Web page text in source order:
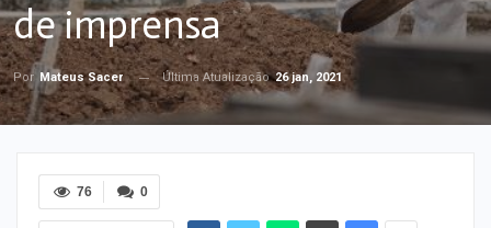
de imprensa
Por Mateus Sacer Última Atualização26 jan, 2021
0
76